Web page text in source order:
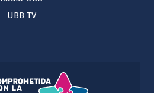
UBB TV